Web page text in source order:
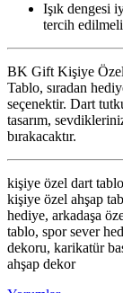
Işık dengesi
tercih
BK Gift Kişiye Özel
Tablo, sıradan
seçenektir. Dart
tasarım,
bırakacaktır.
kişiye özel dart
kişiye özel ahşap
hediye, arkadaşa
tablo, spor sever
dekoru, karikatür
ahşap dekor